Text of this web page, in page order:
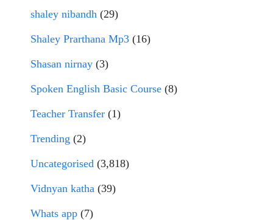
shaley nibandh (29)
Shaley Prarthana Mp3 (16)
Shasan nirnay (3)
Spoken English Basic Course (8)
Teacher Transfer (1)
Trending (2)
Uncategorised (3,818)
Vidnyan katha (39)
Whats app (7)